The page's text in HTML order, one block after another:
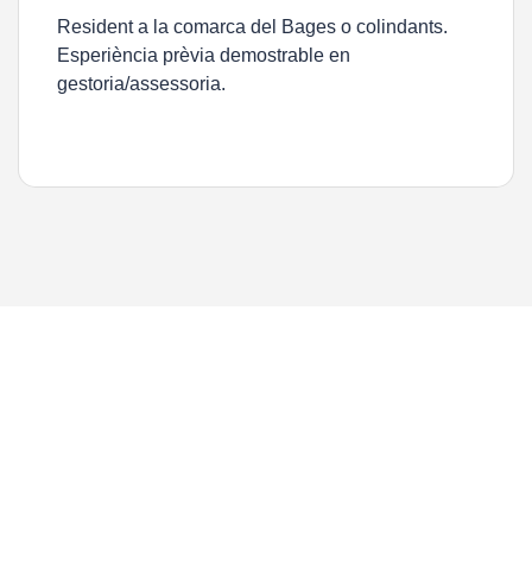
Resident a la comarca del Bages o colindants.
Esperiència prèvia demostrable en
gestoria/assessoria.